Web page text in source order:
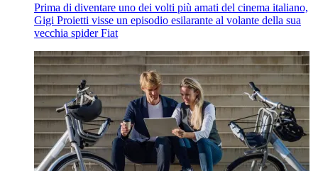
Prima di diventare uno dei volti più amati del cinema italiano,
Gigi Proietti visse un episodio esilarante al volante della sua
vecchia spider Fiat